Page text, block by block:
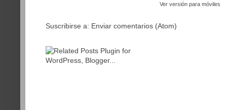
Ver versión para móviles
Suscribirse a: Enviar comentarios (Atom)